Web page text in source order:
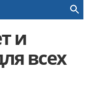
и
всех